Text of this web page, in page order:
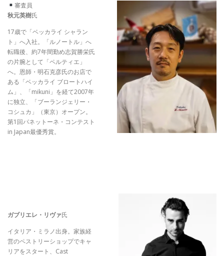
審査員
秋元英樹氏
17歳で「ベッカライ シャラン
ト」へ入社。「ルノートル」へ
転職後、約7年間勤め志賀勝栄氏
の片腕として「ペルティエ」
へ。恩師・明石克彦氏のお店で
ある「ベッカライ ブロートハイ
ム」、「mikuni」を経て2007年
に独立、「ブーランジェリー・
コシュカ」（東京）オープン。
第1回パネットーネ・コンテスト
in Japan最優秀賞。
ガブリエレ・リヴァ氏
イタリア・ミラノ出身。家族経
営のペストリーショップでキャ
リアをスタート、Cast